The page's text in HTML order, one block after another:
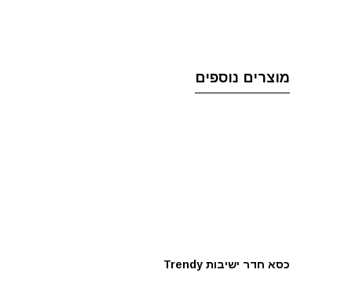
מוצרים נוספים
כסא חדר ישיבות Trendy